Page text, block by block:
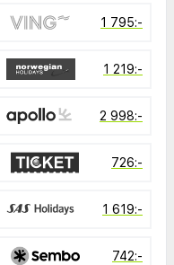
1 795:-
1 219:-
2 998:-
726:-
1 619:-
742:-